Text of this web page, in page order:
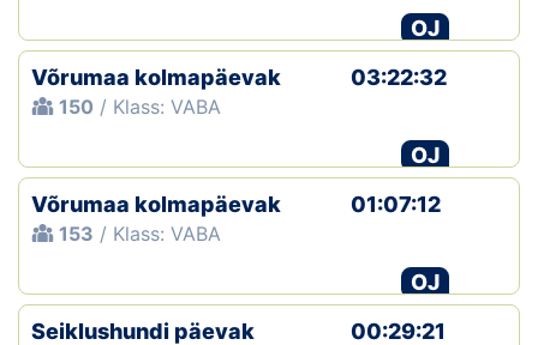
OJ
Võrumaa kolmapäevak
150 / Klass: VABA
03:22:32
OJ
Võrumaa kolmapäevak
153 / Klass: VABA
01:07:12
OJ
Seiklushundi päevak
00:29:21